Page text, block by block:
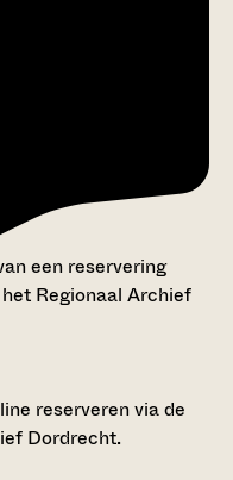
een reservering
Regionaal Archief
reserveren via de
Dordrecht.